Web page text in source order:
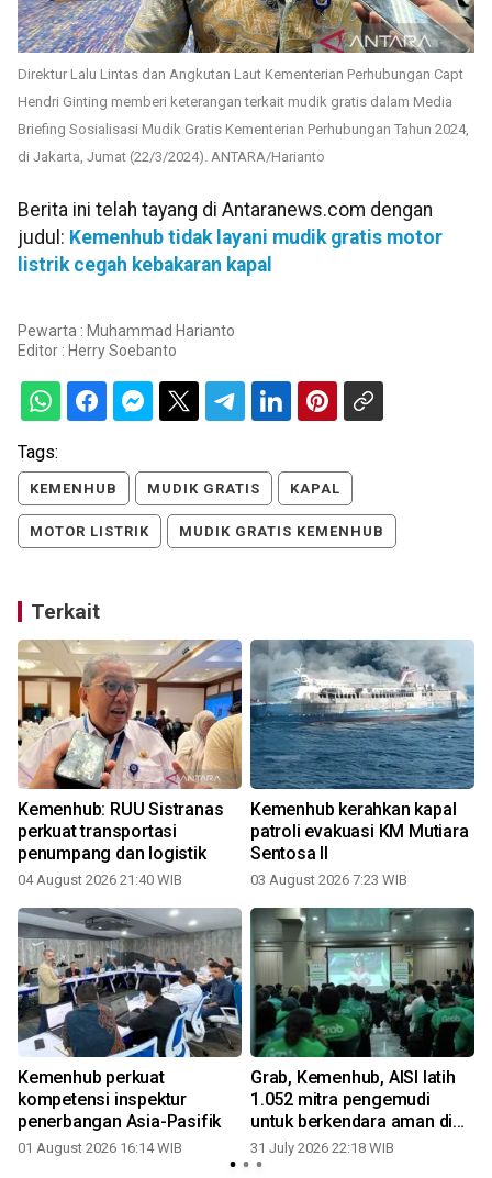
Direktur Lalu Lintas dan Angkutan Laut Kementerian Perhubungan Capt
Hendri Ginting memberi keterangan terkait mudik gratis dalam Media
Briefing Sosialisasi Mudik Gratis Kementerian Perhubungan Tahun 2024,
di Jakarta, Jumat (22/3/2024). ANTARA/Harianto
Berita ini telah tayang di Antaranews.com dengan
judul: Kemenhub tidak layani mudik gratis motor
listrik cegah kebakaran kapal
Pewarta : Muhammad Harianto
Editor : Herry Soebanto
Tags:
KEMENHUB MUDIK GRATIS KAPAL
MOTOR LISTRIK MUDIK GRATIS KEMENHUB
Terkait
Kemenhub: RUU Sistranas
perkuat transportasi
penumpang dan logistik
04 August 2026 21:40 WIB
Kemenhub kerahkan kapal
patroli evakuasi KM Mutiara
Sentosa II
03 August 2026 7:23 WIB
Kemenhub perkuat
kompetensi inspektur
penerbangan Asia-Pasifik
01 August 2026 16:14 WIB
Grab, Kemenhub, AISI latih
1.052 mitra pengemudi
untuk berkendara aman di
lima kota perkuat
keselamatan transportasi
31 July 2026 22:18 WIB